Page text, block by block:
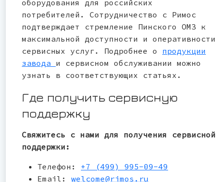
оборудования для российских
потребителей. Сотрудничество с Римос
подтверждает стремление Пинского ОМЗ к
максимальной доступности и оперативности
сервисных услуг. Подробнее о продукции
завода и сервисном обслуживании можно
узнать в соответствующих статьях.
Где получить сервисную
поддержку
Свяжитесь с нами для получения сервисной
поддержки:
Телефон: +7 (499) 995-09-49
Email: welcome@rimos.ru